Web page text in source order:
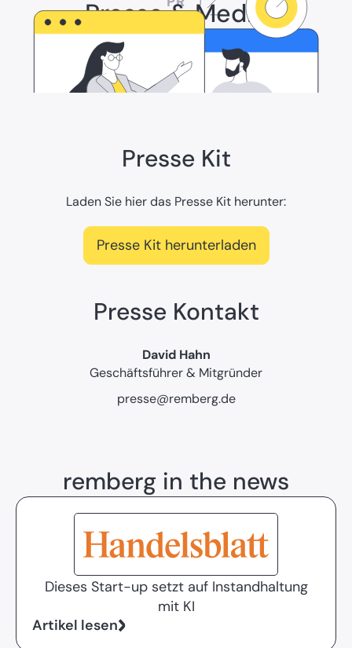
Presse & Media
Hier findest du die neuesten Nachrichten und
Entwicklungen über remberg.
Presse Kontakt
David Hahn
Geschäftsführer & Mitgründer
presse@remberg.de
Presse Kit
Laden Sie hier das Presse Kit herunter:
Presse Kit herunterladen
remberg in the news
Dieses Start-up setzt auf Instandhaltung
mit KI
Artikel lesen